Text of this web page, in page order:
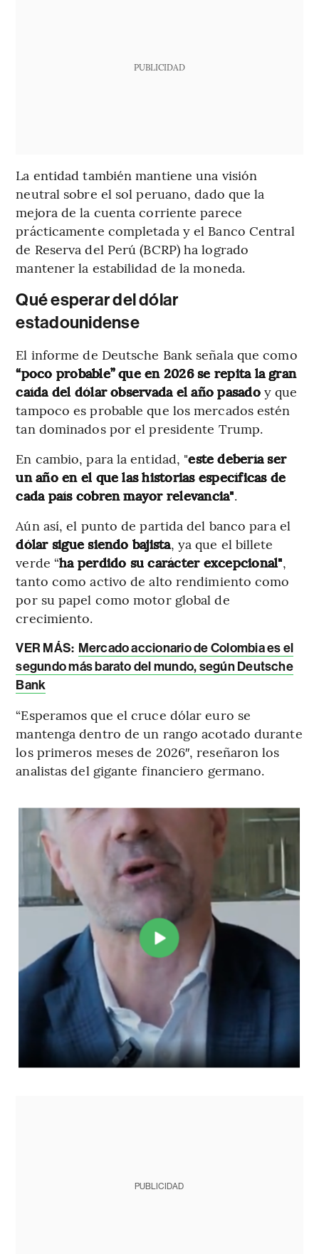
PUBLICIDAD
La entidad también mantiene una visión
neutral sobre el sol peruano, dado que la
mejora de la cuenta corriente parece
prácticamente completada y el Banco Central
de Reserva del Perú (BCRP) ha logrado
mantener la estabilidad de la moneda.
Qué esperar del dólar
estadounidense
El informe de Deutsche Bank señala que como
“poco probable” que en 2026 se repita la gran
caída del dólar observada el año pasado y que
tampoco es probable que los mercados estén
tan dominados por el presidente Trump.
En cambio, para la entidad, "este debería ser
un año en el que las historias específicas de
cada país cobren mayor relevancia".
Aún así, el punto de partida del banco para el
dólar sigue siendo bajista, ya que el billete
verde “ha perdido su carácter excepcional",
tanto como activo de alto rendimiento como
por su papel como motor global de
crecimiento.
VER MÁS: Mercado accionario de Colombia es el
segundo más barato del mundo, según Deutsche
Bank
“Esperamos que el cruce dólar euro se
mantenga dentro de un rango acotado durante
los primeros meses de 2026″, reseñaron los
analistas del gigante financiero germano.
PUBLICIDAD